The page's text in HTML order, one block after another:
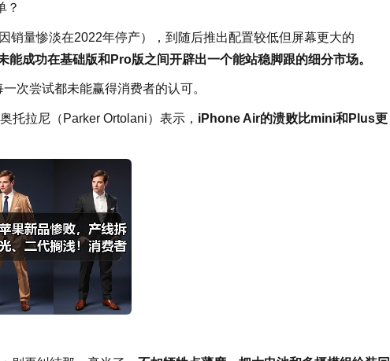
？
销量惨淡在2022年停产），到随后推出配置较低但屏幕更大的
能成功在基础版和Pro版之间开辟出一个能站稳脚跟的细分市场。
一次尝试都未能赢得消费者的认可。
托拉尼（Parker Ortolani）表示， iPhone Air的溃败比mini和Plus更